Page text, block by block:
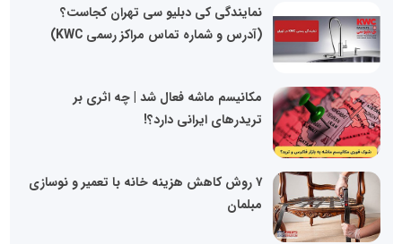
نمایندگی کی دبلیو سی تهران کجاست؟
(آدرس و شماره تماس مراکز رسمی KWC)
مکانیسم ماشه فعال شد | چه اثری بر
تریدرهای ایرانی دارد؟!
۷ روش کاهش هزینه خانه با تعمیر و نوسازی
مبلمان